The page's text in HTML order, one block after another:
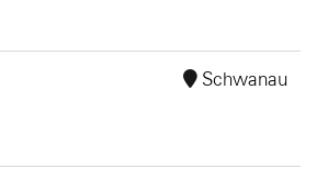
Schwanau